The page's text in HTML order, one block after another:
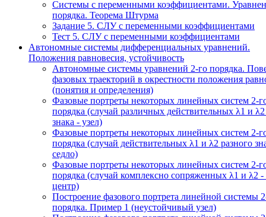
Системы с переменными коэффициентами.
порядка. Теорема Штурма
Задание 5. СЛУ с переменными коэффициентами
Тест 5. СЛУ с переменными коэффициентами
Автономные системы дифференциальных уравнений.
Положения равновесия, устойчивость
Автономные системы уравнений 2-го порядка.
фазовых траекторий в окрестности положения
(понятия и определения)
Фазовые портреты некоторых линейных систем 2-
порядка (случай различных действительных λ1 и
знака - узел)
Фазовые портреты некоторых линейных систем 2-
порядка (случай действительных λ1 и λ2 разного
седло)
Фазовые портреты некоторых линейных систем 2-
порядка (случай комплексно сопряженных λ1 и λ2 -
центр)
Построение фазового портрета линейной системы
порядка. Пример 1 (неустойчивый узел)